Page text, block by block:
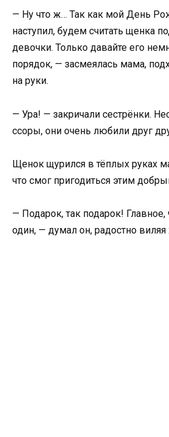
— Ну что ж… Так как мой День
наступил, будем считать щенка
девочки. Только давайте его
порядок, — засмеялась мама,
на руки.
— Ура! — закричали сестрёнки.
ссоры, они очень любили друг
Щенок щурился в тёплых руках
что смог пригодиться этим
— Подарок, так подарок! Главное,
один, — думал он, радостно виляя